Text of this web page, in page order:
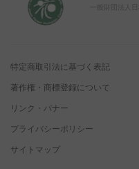
特定商取引法に基づく表記
著作権・商標登録について
リンク・バナー
プライバシーポリシー
サイトマップ